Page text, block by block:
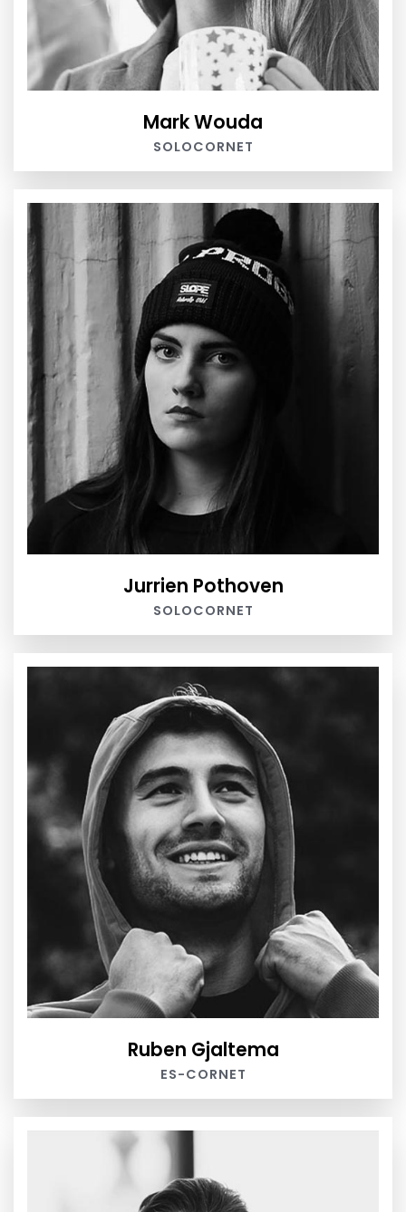
Mark Wouda
SOLOCORNET
Jurrien Pothoven
SOLOCORNET
Ruben Gjaltema
ES-CORNET